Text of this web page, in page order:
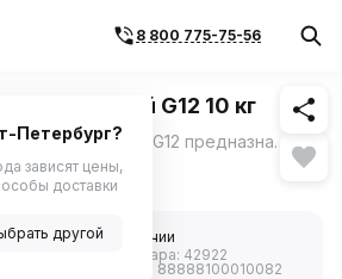
8 800 775-75-56Похожие
(-40) красный G12 10 кг
Профессиональный антифриз LADA-40 G12 предназначен для охлаждения бензиновых и дизельных двигателей внутреннего сгорания и может быть использован в качестве рабочей жидкости в теплообменных агрегатах, работающих при низких и умеренных температурах.
В наличии
Код товара: 42922
88888100010082
Петербург?
зависят цены,
доставки
другой